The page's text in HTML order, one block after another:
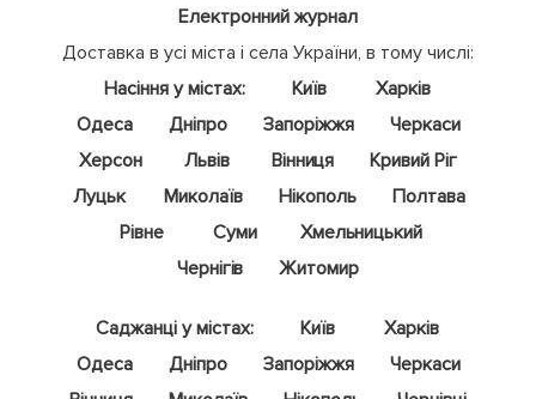
Електронний журнал
Доставка в усі міста і села України, в тому числі:
Насіння у містах:
Київ
Харків
Одеса
Дніпро Запоріжжя
Черкаси
Херсон
Львів Вінниця
Кривий Ріг
Луцьк
Миколаїв Нікополь
Полтава
Рівне
Суми
Хмельницький
Чернігів
Житомир
Саджанці у містах: Київ
Харків
Одеса
Дніпро Запоріжжя
Черкаси